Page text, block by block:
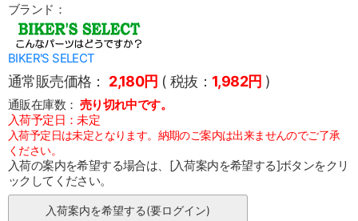
ブランド：
BIKER'S SELECT
通常販売価格： 2,180円 ( 税抜： 1,982円 )
通販在庫数： 売り切れ中です。
入荷予定日：未定
入荷予定日は未定となります。納期のご案内は出来ませんのでご了承
ください。
入荷の案内を希望する場合は、[入荷案内を希望する]ボタンをクリ
ックしてください。